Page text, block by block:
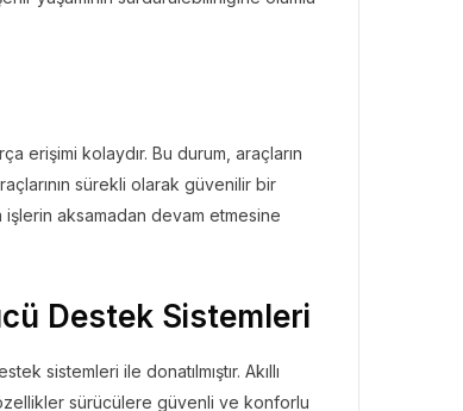
erişimi kolaydır. Bu durum, araçların
sürekli olarak güvenilir bir
işlerin aksamadan devam etmesine
Destek Sistemleri
sistemleri ile donatılmıştır. Akıllı
sürücülere güvenli ve konforlu